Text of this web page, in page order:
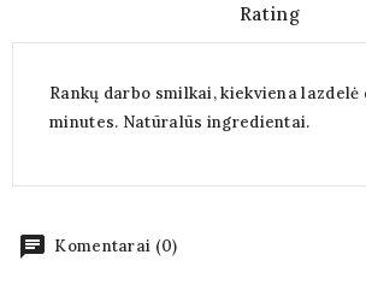
Rating
Rankų darbo smilkai, kiekviena lazdelė
minutes. Natūralūs ingredientai.
chat Komentarai (0)